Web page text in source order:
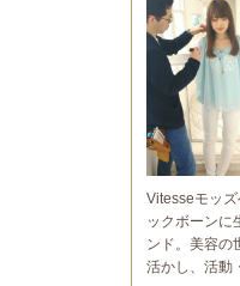
Vitesseモッ
ックボーンに
ンド。美容の
活かし、活動